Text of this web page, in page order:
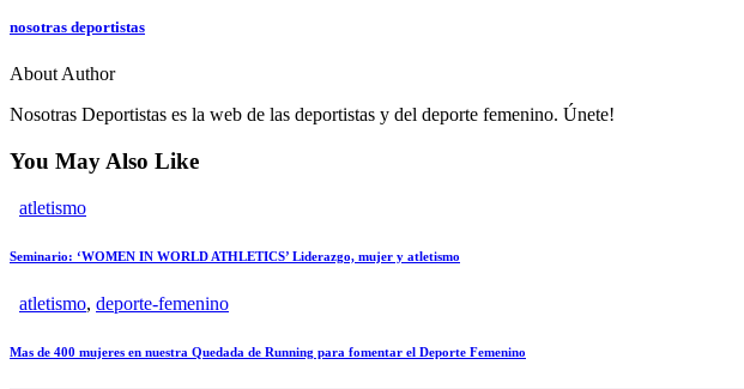
nosotras deportistas
About Author
Nosotras Deportistas es la web de las deportistas y del deporte femenino. Únete!
You May Also Like
atletismo
Seminario: ‘WOMEN IN WORLD ATHLETICS’ Liderazgo, mujer y atletismo
atletismo, deporte-femenino
Mas de 400 mujeres en nuestra Quedada de Running para fomentar el Deporte Femenino